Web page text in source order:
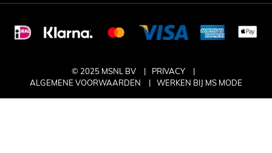
© 2025 MSNL BV
PRIVACY
ALGEMENE VOORWAARDEN
WERKEN BIJ MS MODE